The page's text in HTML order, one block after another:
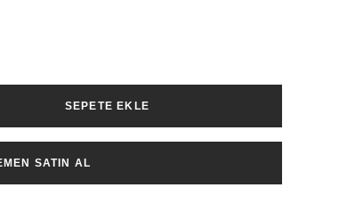
SEPETE EKLE
SATIN AL